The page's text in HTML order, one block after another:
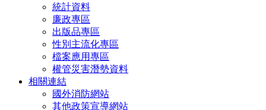
統計資料
廉政專區
出版品專區
性別主流化專區
檔案應用專區
權管災害潛勢資料
相關連結
國外消防網站
其他政策宣導網站